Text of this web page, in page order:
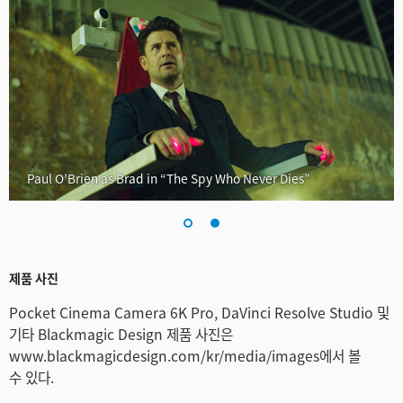
Paul O’Brien as Brad in “The Spy Who Never Dies”
제품 사진
Pocket Cinema Camera 6K Pro, DaVinci Resolve Studio 및
기타 Blackmagic Design 제품 사진은
www.blackmagicdesign.com/kr/media/images에서 볼
수 있다.